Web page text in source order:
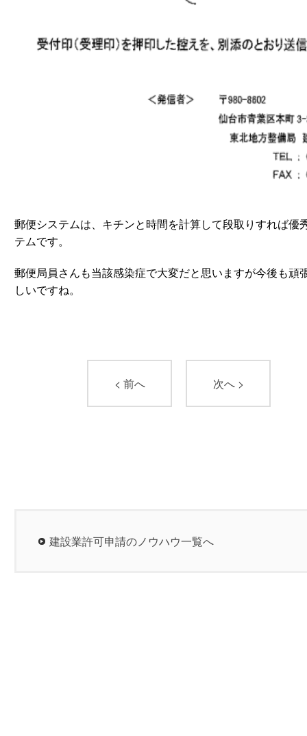
郵便システムは、キチンと時間を計算して段取りすれば優
テムです。
郵便局員さんも当該感染症で大変だと思いますが今後も頑
しいですね。
< 前へ 次へ >
建設業許可申請のノウハウ一覧へ